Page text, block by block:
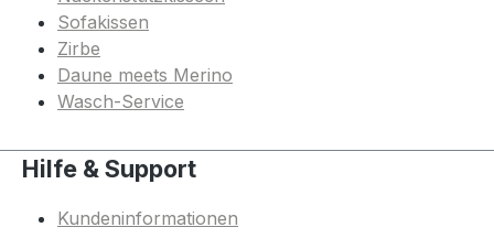
Sofakissen
Zirbe
Daune meets Merino
Wasch-Service
Hilfe & Support
Kundeninformationen